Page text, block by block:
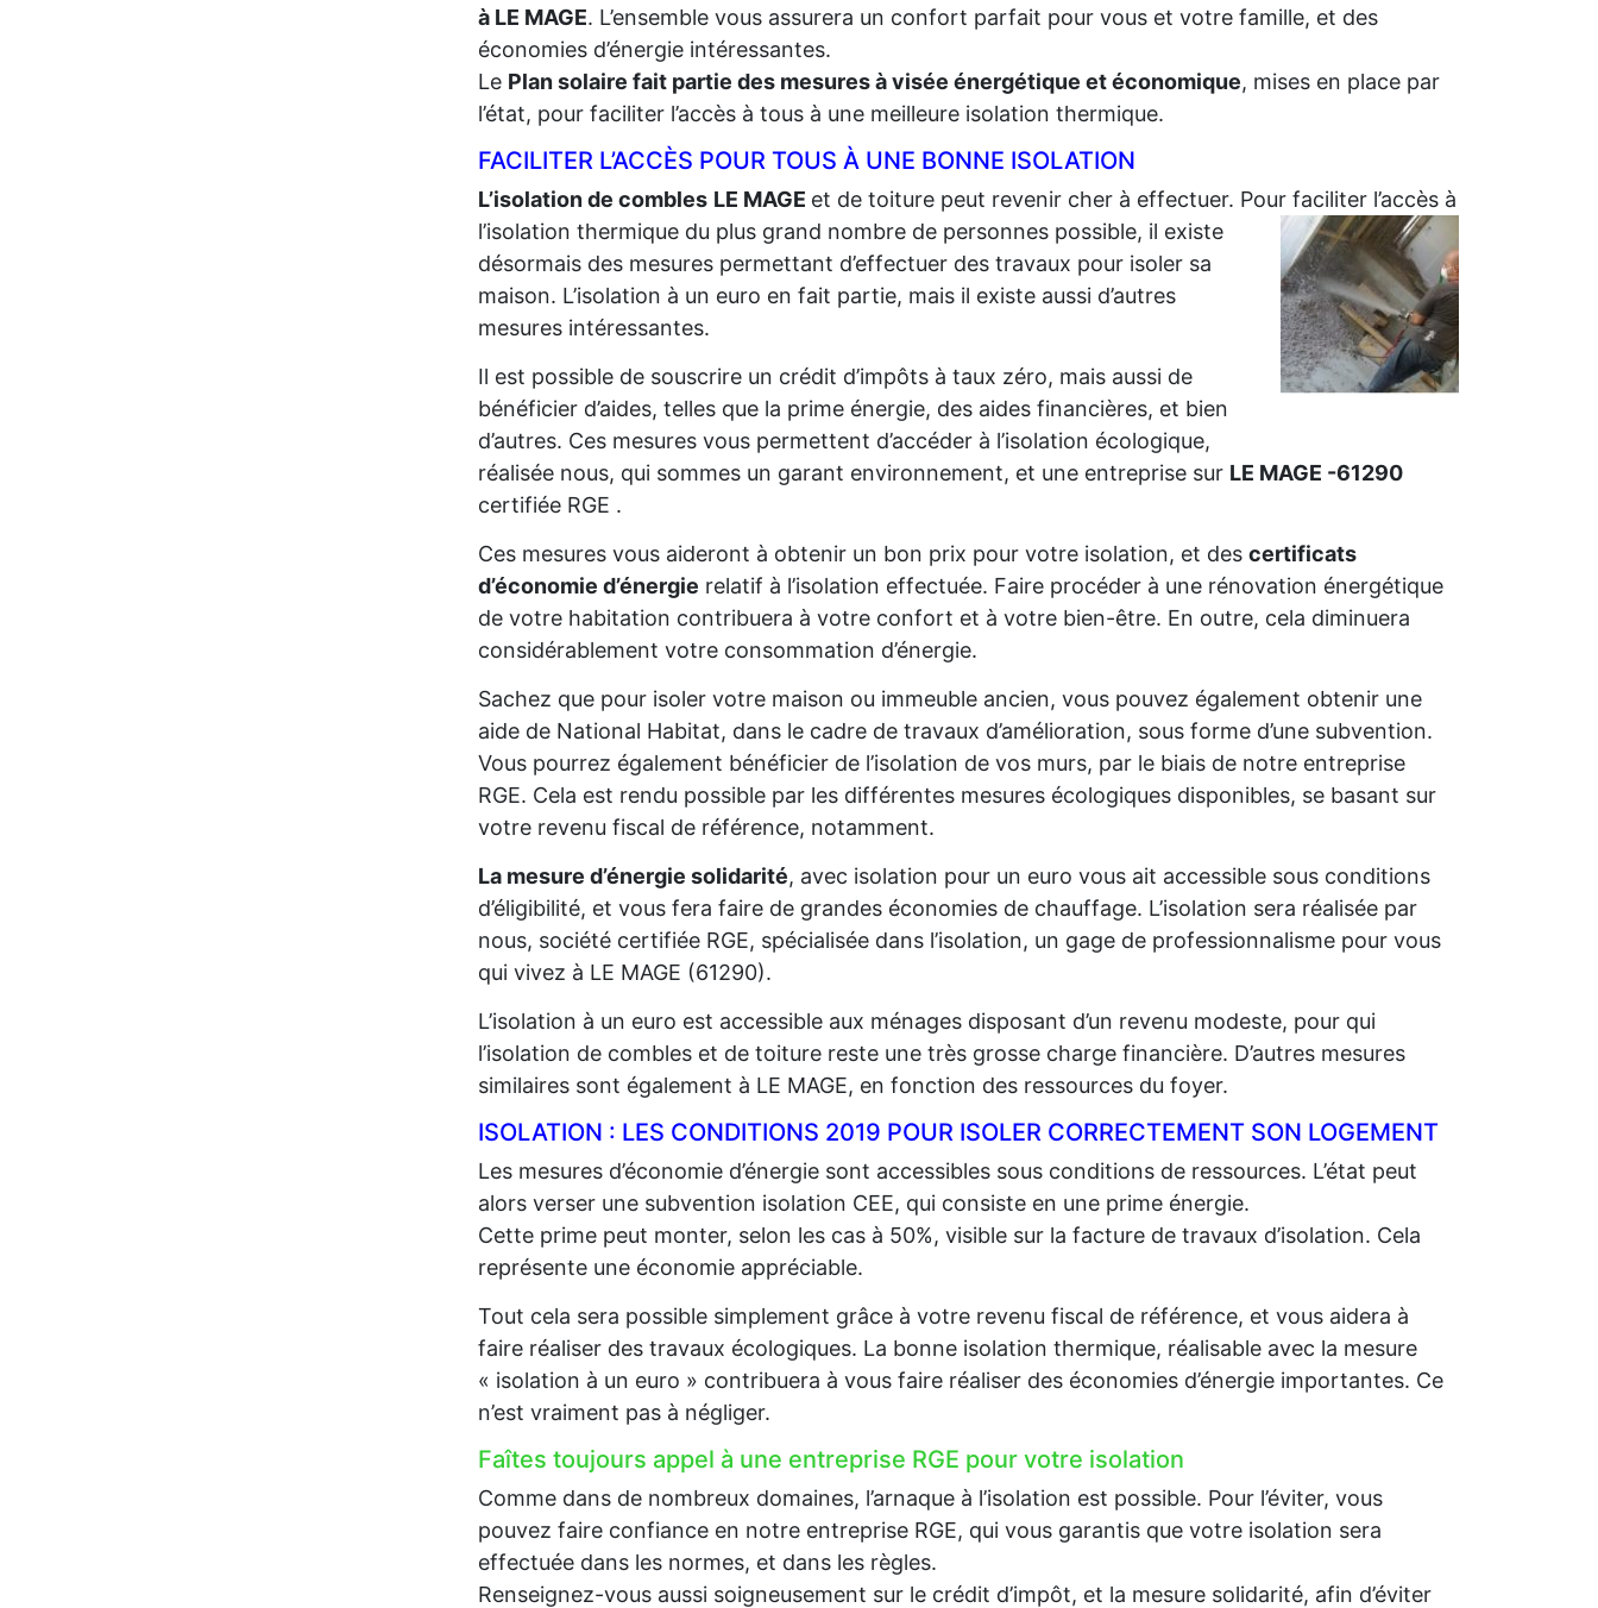
à LE MAGE. L’ensemble vous assurera un confort parfait pour vous et votre famille, et des
économies d’énergie intéressantes.
Le Plan solaire fait partie des mesures à visée énergétique et économique, mises en place par
l’état, pour faciliter l’accès à tous à une meilleure isolation thermique.
FACILITER L’ACCÈS POUR TOUS À UNE BONNE ISOLATION
L’isolation de combles LE MAGE et de toiture peut revenir cher à effectuer. Pour faciliter l’accès à
l’isolation thermique du plus grand nombre de personnes possible, il existe
désormais des mesures permettant d’effectuer des travaux pour isoler sa
maison. L’isolation à un euro en fait partie, mais il existe aussi d’autres
mesures intéressantes.
Il est possible de souscrire un crédit d’impôts à taux zéro, mais aussi de
bénéficier d’aides, telles que la prime énergie, des aides financières, et bien
d’autres. Ces mesures vous permettent d’accéder à l’isolation écologique,
réalisée nous, qui sommes un garant environnement, et une entreprise sur LE MAGE -61290
certifiée RGE .
Ces mesures vous aideront à obtenir un bon prix pour votre isolation, et des certificats
d’économie d’énergie relatif à l’isolation effectuée. Faire procéder à une rénovation énergétique
de votre habitation contribuera à votre confort et à votre bien-être. En outre, cela diminuera
considérablement votre consommation d’énergie.
Sachez que pour isoler votre maison ou immeuble ancien, vous pouvez également obtenir une
aide de National Habitat, dans le cadre de travaux d’amélioration, sous forme d’une subvention.
Vous pourrez également bénéficier de l’isolation de vos murs, par le biais de notre entreprise
RGE. Cela est rendu possible par les différentes mesures écologiques disponibles, se basant sur
votre revenu fiscal de référence, notamment.
La mesure d’énergie solidarité, avec isolation pour un euro vous ait accessible sous conditions
d’éligibilité, et vous fera faire de grandes économies de chauffage. L’isolation sera réalisée par
nous, société certifiée RGE, spécialisée dans l’isolation, un gage de professionnalisme pour vous
qui vivez à LE MAGE (61290).
L’isolation à un euro est accessible aux ménages disposant d’un revenu modeste, pour qui
l’isolation de combles et de toiture reste une très grosse charge financière. D’autres mesures
similaires sont également à LE MAGE, en fonction des ressources du foyer.
ISOLATION : LES CONDITIONS 2019 POUR ISOLER CORRECTEMENT SON LOGEMENT
Les mesures d’économie d’énergie sont accessibles sous conditions de ressources. L’état peut
alors verser une subvention isolation CEE, qui consiste en une prime énergie.
Cette prime peut monter, selon les cas à 50%, visible sur la facture de travaux d’isolation. Cela
représente une économie appréciable.
Tout cela sera possible simplement grâce à votre revenu fiscal de référence, et vous aidera à
faire réaliser des travaux écologiques. La bonne isolation thermique, réalisable avec la mesure
« isolation à un euro » contribuera à vous faire réaliser des économies d’énergie importantes. Ce
n’est vraiment pas à négliger.
Faîtes toujours appel à une entreprise RGE pour votre isolation
Comme dans de nombreux domaines, l’arnaque à l’isolation est possible. Pour l’éviter, vous
pouvez faire confiance en notre entreprise RGE, qui vous garantis que votre isolation sera
effectuée dans les normes, et dans les règles.
Renseignez-vous aussi soigneusement sur le crédit d’impôt, et la mesure solidarité, afin d’éviter